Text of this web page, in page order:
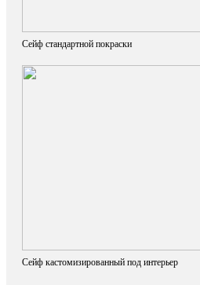
Сейф стандартной покраски
Сейф кастомизированный под интерьер